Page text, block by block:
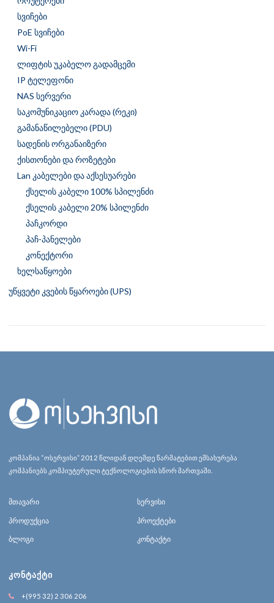
სვიჩები
PoE სვიჩები
Wi-Fi
ლიფტის უკაბელო გადამცემი
IP ტელეფონი
NAS სერვერი
საკომუნიკაციო კარადა (რეკი)
გამანაწილებელი (PDU)
სადენის ორგანაიზერი
ქისთონები და როზეტები
Lan კაბელები და აქსესუარები
ქსელის კაბელი 100% სპილენძი
ქსელის კაბელი 20% სპილენძი
პაჩკორდი
პაჩ-პანელები
კონექტორი
ხელსაწყოები
უწყვეტი კვების წყაროები (UPS)
კომპანია “ოსერვისი” 2012 წლიდან დღემდე წარმატებით ემსახურება
კომპანიებს კომპიუტერული ტექნოლოგიების სწორ მართვაში.
მთავარი სერვისი
პროდუქცია პროექტები
ბლოგი კონტაქტი
ᲙᲝᲜᲢᲐᲥᲢᲘ
+(995 32) 2 306 206